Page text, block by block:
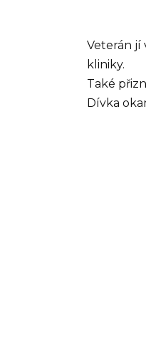
Veterán jí
kliniky.
Také
Dívka